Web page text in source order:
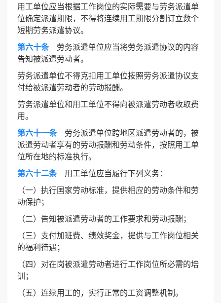
用工单位应当根据工作岗位的实际需要与劳务派遣单
位确定派遣期限，不得将连续用工期限分割订立数个
短期劳务派遣协议。
第六十条劳务派遣单位应当将劳务派遣协议的内容
告知被派遣劳动者。
劳务派遣单位不得克扣用工单位按照劳务派遣协议支
付给被派遣劳动者的劳动报酬。
劳务派遣单位和用工单位不得向被派遣劳动者收取费
用。
第六十一条劳务派遣单位跨地区派遣劳动者的，被
派遣劳动者享有的劳动报酬和劳动条件，按照用工单
位所在地的标准执行。
第六十二条用工单位应当履行下列义务：
（一）执行国家劳动标准，提供相应的劳动条件和劳
动保护；
（二）告知被派遣劳动者的工作要求和劳动报酬；
（三）支付加班费、绩效奖金，提供与工作岗位相关
的福利待遇；
（四）对在岗被派遣劳动者进行工作岗位所必需的培
训；
（五）连续用工的，实行正常的工资调整机制。